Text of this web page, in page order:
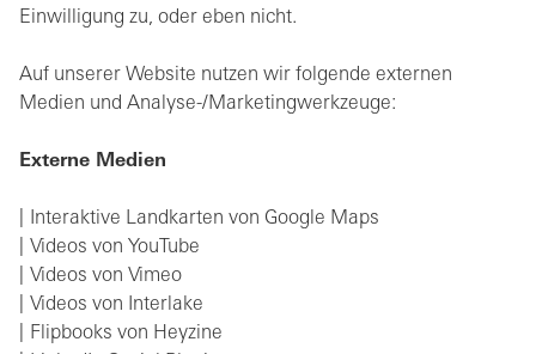
Einwilligung zu, oder eben nicht.
Auf unserer Website nutzen wir folgende externen
Medien und Analyse-/Marketingwerkzeuge:
Externe Medien
Interaktive Landkarten von Google Maps
Videos von YouTube
Videos von Vimeo
Videos von Interlake
Flipbooks von Heyzine